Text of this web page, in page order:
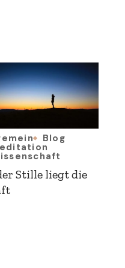
Blog
Stille liegt die